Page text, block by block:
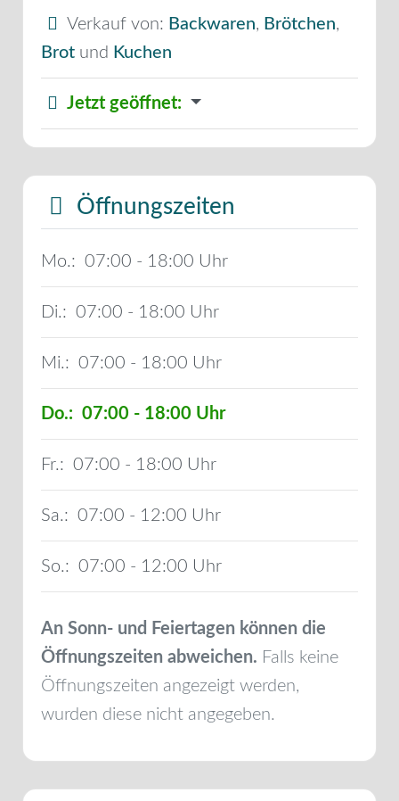
Verkauf von: Backwaren, Brötchen,
Brot und Kuchen
Jetzt geöffnet:
Öffnungszeiten
Mo.: 07:00 - 18:00
Di.: 07:00 - 18:00
Mi.: 07:00 - 18:00
Do.: 07:00 - 18:00
Fr.: 07:00 - 18:00
Sa.: 07:00 - 12:00
So.: 07:00 - 12:00
An Sonn- und Feiertagen können die
Öffnungszeiten abweichen. Falls keine
Öffnungszeiten angezeigt werden,
wurden diese nicht angegeben.